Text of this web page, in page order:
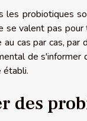
les probiotiques
valent pas
cas par cas,
de
établi.
des